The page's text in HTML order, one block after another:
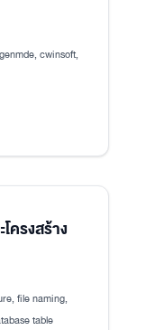
cwinsoft,
ครงสร้าง
file naming,
table